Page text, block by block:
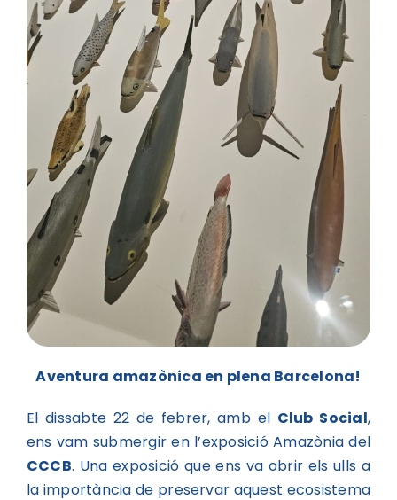
Aventura amazònica en plena Barcelona!
El dissabte 22 de febrer, amb el Club Social,
ens vam submergir en l’exposició Amazònia del
CCCB. Una exposició que ens va obrir els ulls a
la importància de preservar aquest ecosistema